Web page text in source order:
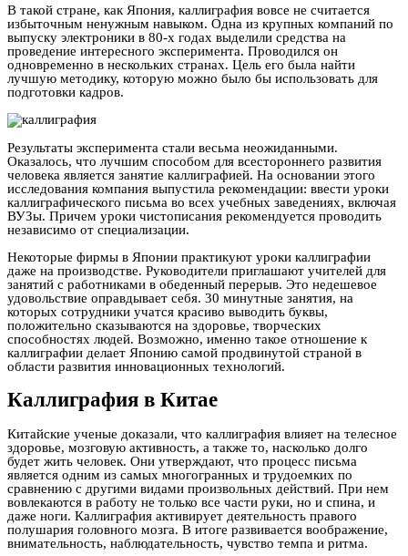
В такой стране, как Япония, каллиграфия вовсе не считается
избыточным ненужным навыком. Одна из крупных компаний по
выпуску электроники в 80-х годах выделили средства на
проведение интересного эксперимента. Проводился он
одновременно в нескольких странах. Цель его была найти
лучшую методику, которую можно было бы использовать для
подготовки кадров.
Результаты эксперимента стали весьма неожиданными.
Оказалось, что лучшим способом для всестороннего развития
человека является занятие каллиграфией. На основании этого
исследования компания выпустила рекомендации: ввести уроки
каллиграфического письма во всех учебных заведениях, включая
ВУЗы. Причем уроки чистописания рекомендуется проводить
независимо от специализации.
Некоторые фирмы в Японии практикуют уроки каллиграфии
даже на производстве. Руководители приглашают учителей для
занятий с работниками в обеденный перерыв. Это недешевое
удовольствие оправдывает себя. 30 минутные занятия, на
которых сотрудники учатся красиво выводить буквы,
положительно сказываются на здоровье, творческих
способностях людей. Возможно, именно такое отношение к
каллиграфии делает Японию самой продвинутой страной в
области развития инновационных технологий.
Каллиграфия в Китае
Китайские ученые доказали, что каллиграфия влияет на телесное
здоровье, мозговую активность, а также то, насколько долго
будет жить человек. Они утверждают, что процесс письма
является одним из самых многогранных и трудоемких по
сравнению с другими видами произвольных действий. При нем
вовлекаются в работу не только все части руки, но и спина, и
даже ноги. Каллиграфия активирует деятельность правого
полушария головного мозга. В итоге развивается воображение,
внимательность, наблюдательность, чувство темпа и ритма.